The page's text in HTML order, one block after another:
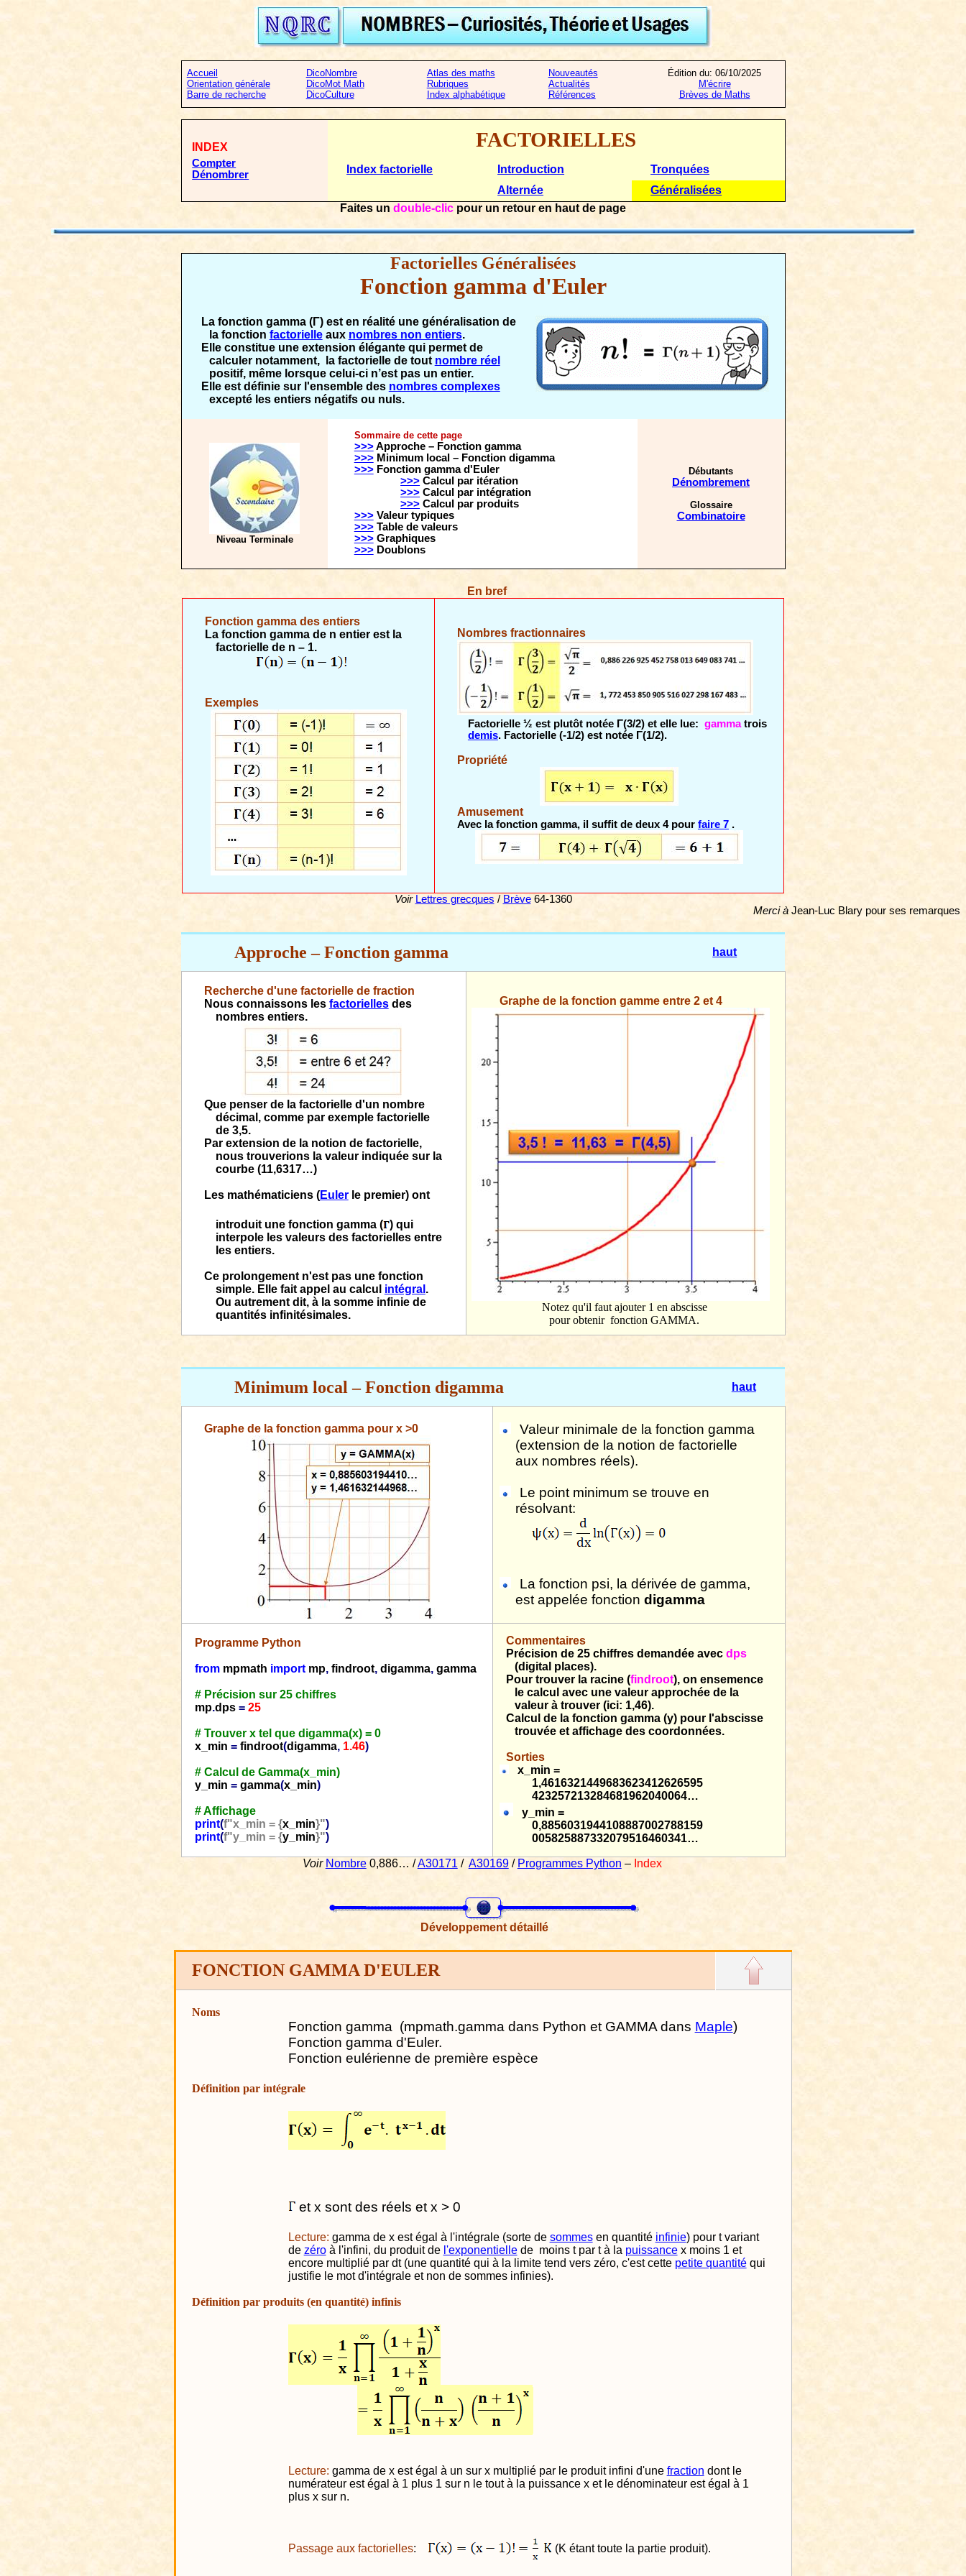
Accueil
Orientation générale
Barre de recherche
DicoNombre
DicoMot Math
DicoCulture
Atlas des maths
Rubriques
Index alphabétique
Nouveautés
Actualités
Références
Édition du: 06/10/2025
M'écrire
Brèves de Maths
INDEX
Compter
Dénombrer
FACTORIELLES
Index factorielle Introduction
Tronquées
Alternée
Généralisées
Faites un double-clic pour un retour en haut de page
Factorielles Généralisées
Fonction gamma d'Euler
La fonction gamma (Γ) est en réalité une généralisation de
la fonction factorielleaux nombres non entiers.
Elle constitue une extension élégante qui permet de
calculer notamment,
la factorielle de tout nombre réel
positif, même lorsque celui-ci n’est pas un entier.
Elle est définie sur l'ensemble des nombres complexes
excepté les entiers négatifs ou nuls.
Niveau Terminale
Sommaire de cette page
>>>Approche – Fonction gamma
>>>Minimum local – Fonction digamma
>>>Fonction gamma d'Euler
>>> Calcul par itération
>>> Calcul par intégration
>>> Calcul par produits
>>>Valeur typiques
>>>Table de valeurs
>>>Graphiques
>>>Doublons
Débutants
Dénombrement
Glossaire
Combinatoire
En bref
Fonction gamma des entiers
La fonction gamma de n entier est la
factorielle de n – 1.
Exemples
Nombres fractionnaires
Factorielle ½ est plutôt notée Γ(3/2) et elle lue: gammatrois
demis. Factorielle (-1/2) est notée Γ(1/2).
Propriété
Amusement
Avec la fonction gamma, il suffit de deux 4 pour faire 7.
Voir Lettres grecques / Brève64-1360
Merci à Jean-Luc Blary pour ses remarques
Approche – Fonction gamma haut
Recherche d'une factorielle de fraction
Nous connaissons les factoriellesdes
nombres entiers.
Que penser de la factorielle d'un nombre
décimal, comme par exemple factorielle
de 3,5.
Par extension de la notion de factorielle,
nous trouverions la valeur indiquée sur la
courbe (11,6317…)
Les mathématiciens (Eulerle premier) ont
introduit une fonction gamma ( ) qui
interpole les valeurs des factorielles entre
les entiers.
Ce prolongement n'est pas une fonction
simple. Elle fait appel au calcul intégral .
Ou autrement dit, à la somme infinie de
quantités infinitésimales.
Graphe de la fonction gamme entre 2 et 4
Notez qu'il faut ajouter 1 en abscisse
pour obtenir fonction GAMMA.
Minimum local – Fonction digamma haut
Graphe de la fonction gamma pour x >0
Valeur minimale de la fonction gamma
(extension de la notion de factorielle
aux nombres réels).
Le point minimum se trouve en
résolvant:
La fonction psi, la dérivée de gamma,
est appelée fonction digamma
Programme Python
from mpmath import mp, findroot, digamma, gamma
# Précision sur 25 chiffres
mp.dps= 25
# Trouver x tel que digamma(x) = 0
x_min= findroot(digamma, 1.46)
# Calcul de Gamma(x_min)
y_min= gamma(x_min)
# Affichage
print(f"x_min = {x_min}")
print(f"y_min = {y_min}")
Commentaires
Précision de 25 chiffres demandée avecdps
(digital places).
Pour trouver la racine (findroot), on ensemence
le calcul avec une valeur approchée de la
valeur à trouver (ici: 1,46).
Calcul de la fonction gamma (y) pour l'abscisse
trouvée et affichage des coordonnées.
Sorties
x_min =
1,4616321449683623412626595
423257213284681962040064…
y_min =
0,8856031944108887002788159
005825887332079516460341…
Voir Nombre0,886… /A30171 / A30169/ Programmes Python – Index
Développement détaillé
FONCTION GAMMA D'EULER
Noms
Fonction gamma (mpmath.gamma dans Python et GAMMA dans Maple)
Fonction gamma d'Euler.
Fonction eulérienne de première espèce
Définition par intégrale
et x sont des réels et x > 0
Lecture: gamma de x est égal à l'intégrale (sorte de sommesen quantité infinie) pour t variant
de zéroà l'infini, du produit de l'exponentiellede moins t par t à la puissancex moins 1 et
encore multiplié par dt (une quantité qui à la limite tend vers zéro, c'est cette petite quantitéqui
justifie le mot d'intégrale et non de sommes infinies).
Définition par produits (en quantité) infinis
Lecture: gamma de x est égal à un sur x multiplié par le produit infini d'une fraction dont le
numérateur est égal à 1 plus 1 sur n le tout à la puissance x et le dénominateur est égal à 1
plus x sur n.
Passage aux factorielles: (K étant toute la partie produit).